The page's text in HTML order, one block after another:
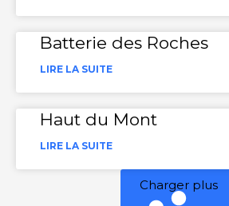
Batterie des Roches
LIRE LA SUITE
Haut du Mont
LIRE LA SUITE
Charger plus